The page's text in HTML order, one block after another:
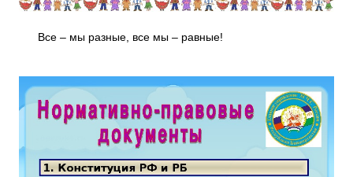
Все – мы разные, все мы – равные!